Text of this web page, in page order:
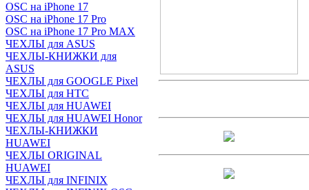
OSC на iPhone 17
OSC на iPhone 17 Pro
OSC на iPhone 17 Pro MAX
ЧЕХЛЫ для ASUS
ЧЕХЛЫ-КНИЖКИ для
ASUS
ЧЕХЛЫ для GOOGLE Pixel
ЧЕХЛЫ для HTC
ЧЕХЛЫ для HUAWEI
ЧЕХЛЫ для HUAWEI Honor
ЧЕХЛЫ-КНИЖКИ
HUAWEI
ЧЕХЛЫ ORIGINAL
HUAWEI
ЧЕХЛЫ для INFINIX